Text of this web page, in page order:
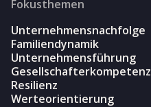
Fokusthemen
Unternehmensnachfolge
Familiendynamik
Unternehmensführung
Gesellschafterkompetenz
Resilienz
Werteorientierung